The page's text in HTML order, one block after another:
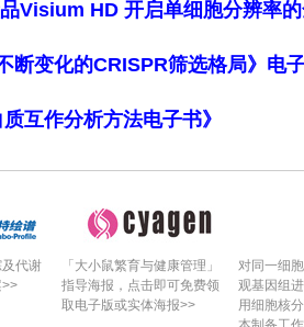
响。此智能设计为Pb2+现场
2+
核酸放大信号差异，再经RCA
基质中表现可靠。引入磁流液
Visium HD 开启单细胞分辨率的
断变化的CRISPR筛选格局》电
互作分析方法电子书》
代谢
「大小鼠繁育与健康管理」
指导海报，点击即可免费领
取电子版或实体海报>>
对同一细
观基因组
用细胞核